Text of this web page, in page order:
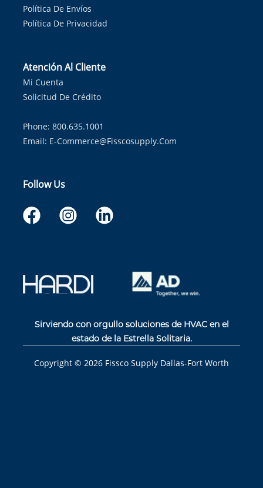
Política De Envíos
Política De Privacidad
Atención Al Cliente
Mi Cuenta
Solicitud De Crédito
Phone: 800.635.1001
Email: E-Commerce@fisscosupply.com
Follow Us
Sirviendo con orgullo soluciones de HVAC en el
estado de la Estrella Solitaria.
Copyright © 2026 Fissco Supply Dallas-Fort Worth